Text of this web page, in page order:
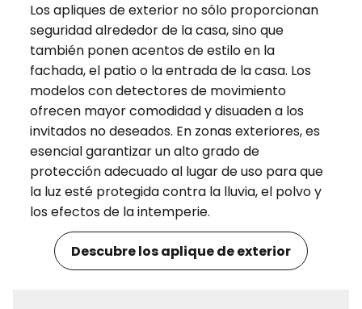
Los apliques de exterior no sólo proporcionan
seguridad alrededor de la casa, sino que
también ponen acentos de estilo en la
fachada, el patio o la entrada de la casa. Los
modelos con detectores de movimiento
ofrecen mayor comodidad y disuaden a los
invitados no deseados. En zonas exteriores, es
esencial garantizar un alto grado de
protección adecuado al lugar de uso para que
la luz esté protegida contra la lluvia, el polvo y
los efectos de la intemperie.
Descubre los aplique de exterior